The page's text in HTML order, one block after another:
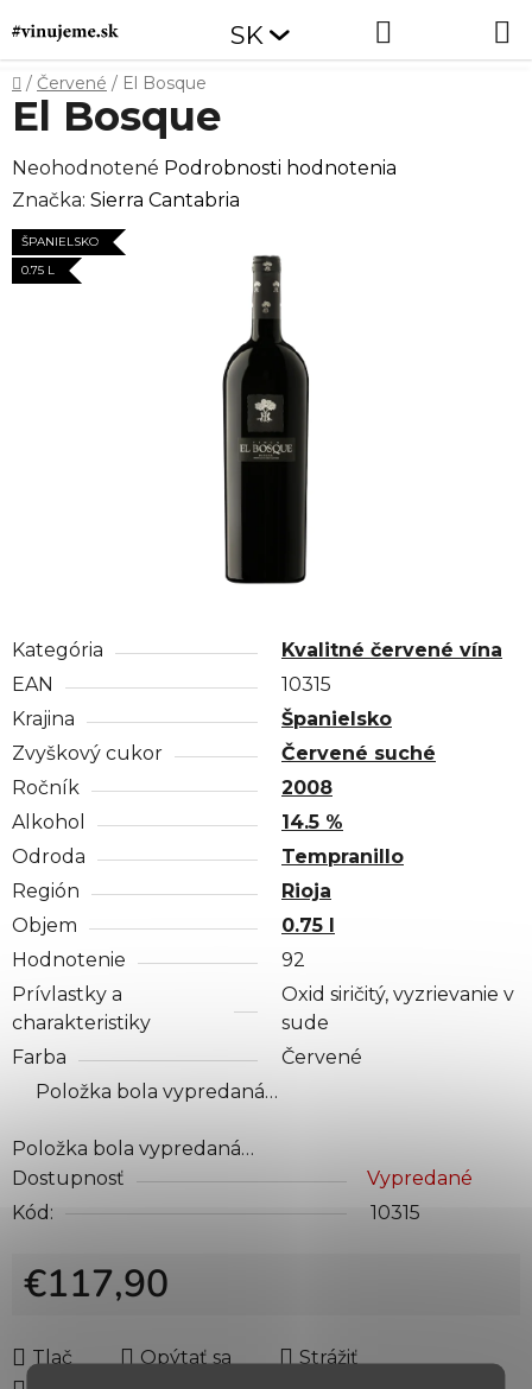
na
obsah
SK
Domov
/ Červené / El Bosque
Kategória
Kvalitné červené vína
EAN
10315
Krajina
Španielsko
Zvyškový cukor
Červené suché
Ročník
2008
Alkohol
14.5 %
Odroda
Tempranillo
Región
Rioja
Objem
0.75 l
Hodnotenie
92
Prívlastky a
charakteristiky
Oxid siričitý, vyzrievanie v
sude
Farba
Červené
Položka bola vypredaná…
Položka bola vypredaná…
Dostupnosť
Vypredané
Kód:
10315
€117,90
Tlač
Opýtať sa
Strážiť
El Bosque
Priemerné
hodnotenie
produktu
je
Neohodnotené Podrobnosti hodnotenia
Značka: Sierra Cantabria
ŠPANIELSKO
0.75 L